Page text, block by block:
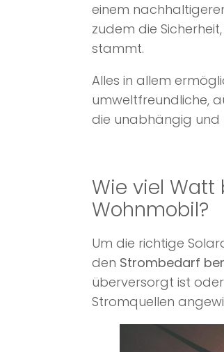
einem
zudem die
stammt.
Alles in allem
umweltfreundliche,
die unabhängig und
Wie viel
Wohnmobil?
Um die richtige
den Strombedarf
überversorgt ist
Stromquellen